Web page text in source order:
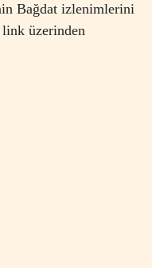
Bağdat izlenimlerini
link üzerinden